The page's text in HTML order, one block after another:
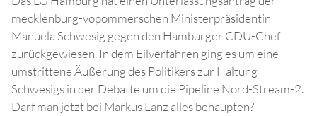
mecklenburg-vopommerschen Ministerpräsidentin
Manuela Schwesig gegen den Hamburger CDU-Chef
zurückgewiesen. In dem Eilverfahren ging es um eine
umstrittene Äußerung des Politikers zur Haltung
Schwesigs in der Debatte um die Pipeline Nord-Stream-2.
Darf man jetzt bei Markus Lanz alles behaupten?